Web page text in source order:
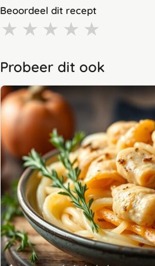
Beoordeel dit recept
★ ★ ★ ★ ★
Probeer dit ook